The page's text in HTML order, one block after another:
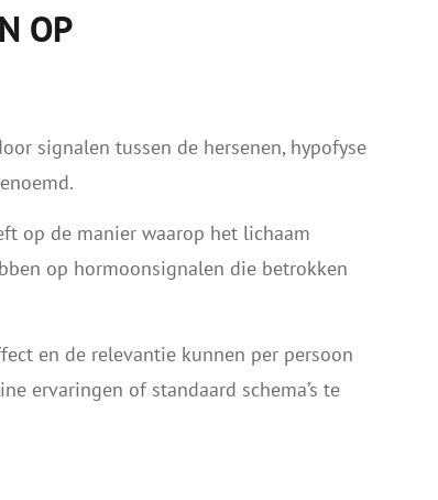
OP
signalen tussen de hersenen, hypofyse
op de manier waarop het lichaam
op hormoonsignalen die betrokken
en de relevantie kunnen per persoon
ervaringen of standaard schema’s te